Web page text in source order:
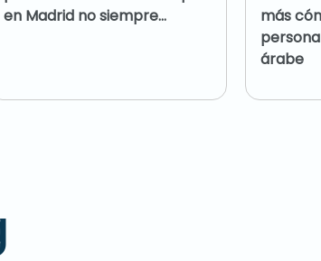
en Madrid no siempre...
más
árabe